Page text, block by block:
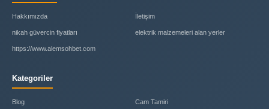
Hakkımızda İletişim
nikah güvercin fiyatları elektrik malzemeleri alan yerler
https://www.alemsohbet.com
Kategoriler
Blog Cam Tamiri